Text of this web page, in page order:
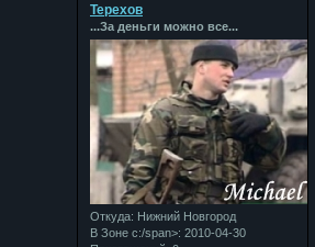
Терехов
...За деньги можно все...
Откуда: Нижний Новгород
В Зоне с:/span>: 2010-04-30